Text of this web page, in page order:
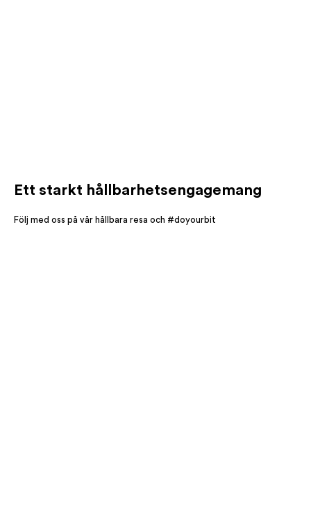
Ett starkt hållbarhetsengagemang
Följ med oss på vår hållbara resa och #doyourbit